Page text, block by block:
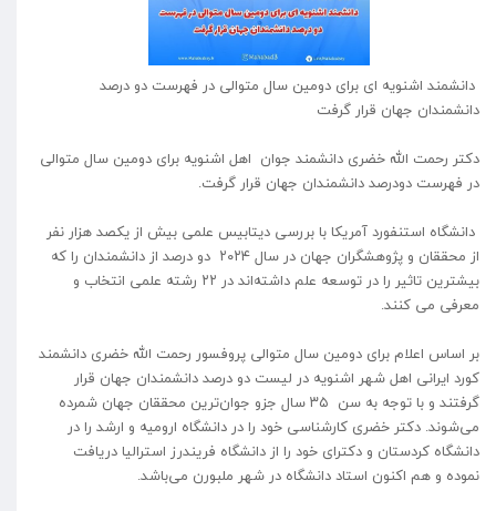
دانشمند اشنویه ای برای دومین سال متوالی در فهرست دو درصد
دانشمندان جهان قرار گرفت
دکتر رحمت الله خضری دانشمند جوان اهل اشنویه برای دومین سال متوالی
در فهرست دودرصد دانشمندان جهان قرار گرفت.
دانشگاه استنفورد آمریکا با بررسی دیتابیس علمی بیش از یکصد هزار نفر
از محققان و پژوهشگران جهان در سال ۲۰۲۴ دو درصد از دانشمندان را که
بیشترین تاثیر را در توسعه علم داشته‌اند در ۲۲ رشته علمی انتخاب و
معرفی می کنند.
بر اساس اعلام برای دومین سال متوالی پروفسور رحمت الله خضری دانشمند
کورد ایرانی اهل شهر اشنویه در لیست دو درصد دانشمندان جهان قرار
گرفتند و با توجه به سن ۳۵ سال جزو جوان‌ترین محققان جهان شمرده
می‌شوند. دکتر خضری کارشناسی خود را در دانشگاه ارومیه و ارشد را در
دانشگاه کردستان و دکترای خود را از دانشگاه فریندرز استرالیا دریافت
نموده‌ و هم اکنون استاد دانشگاه در شهر ملبورن می‌باشد.